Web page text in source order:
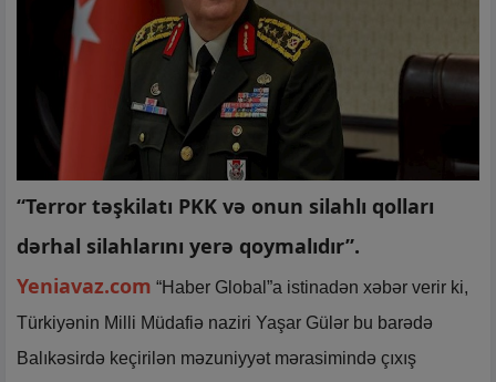
“Terror təşkilatı PKK və onun silahlı qolları
dərhal silahlarını yerə qoymalıdır”.
Yeniavaz.com “Haber Global”a istinadən xəbər verir ki,
Türkiyənin Milli Müdafiə naziri Yaşar Gülər bu barədə ​​
Balıkəsirdə keçirilən məzuniyyət mərasimində çıxış